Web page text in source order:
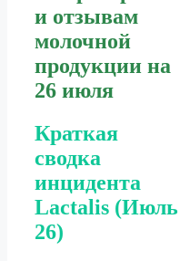
и отзывам
молочной
продукции на
26 июля
Краткая
сводка
инцидента
Lactalis (Июль
26)